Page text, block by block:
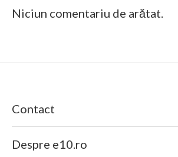
Niciun comentariu de arătat.
Contact
Despre e10.ro